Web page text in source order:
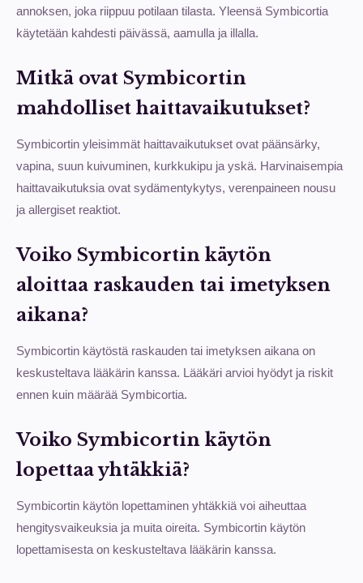
annoksen, joka riippuu potilaan tilasta. Yleensä Symbicortia
käytetään kahdesti päivässä, aamulla ja illalla.
Mitkä ovat Symbicortin
mahdolliset haittavaikutukset?
Symbicortin yleisimmät haittavaikutukset ovat päänsärky,
vapina, suun kuivuminen, kurkkukipu ja yskä. Harvinaisempia
haittavaikutuksia ovat sydämentykytys, verenpaineen nousu
ja allergiset reaktiot.
Voiko Symbicortin käytön
aloittaa raskauden tai imetyksen
aikana?
Symbicortin käytöstä raskauden tai imetyksen aikana on
keskusteltava lääkärin kanssa. Lääkäri arvioi hyödyt ja riskit
ennen kuin määrää Symbicortia.
Voiko Symbicortin käytön
lopettaa yhtäkkiä?
Symbicortin käytön lopettaminen yhtäkkiä voi aiheuttaa
hengitysvaikeuksia ja muita oireita. Symbicortin käytön
lopettamisesta on keskusteltava lääkärin kanssa.